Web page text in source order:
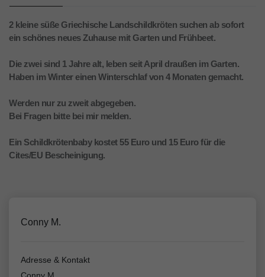
2 kleine süße Griechische Landschildkröten suchen ab sofort
ein schönes neues Zuhause mit Garten und Frühbeet.
Die zwei sind 1 Jahre alt, leben seit April draußen im Garten.
Haben im Winter einen Winterschlaf von 4 Monaten gemacht.
Werden nur zu zweit abgegeben.
Bei Fragen bitte bei mir melden.
Ein Schildkrötenbaby kostet 55 Euro und 15 Euro für die
Cites/EU Bescheinigung.
Conny M.
Adresse & Kontakt